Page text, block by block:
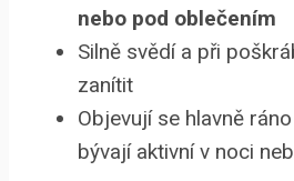
nebo pod oblečením
Silně svědí a při
zanítit
Objevují se hlavně
bývají aktivní v noci